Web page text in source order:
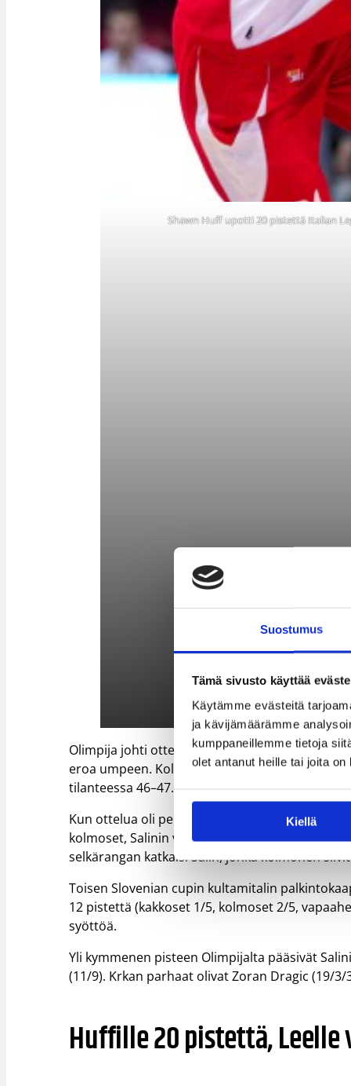
Suostumus
Tämä sivusto käyttää
Käytämme evästeitä
ja kävijämäärämme
kumppaneillemme tietoja
olet antanut heille tai joita
Kiellä
Shawn Huff upotti 20 pistettä Italian
Olimpija johti ottelua parhaimmillaan 12
eroa umpeen. Kolmannen jakson lopulla Krka
tilanteessa 46–47.
Kun ottelua oli pelaamatta neljä minuuttia,
kolmoset, Salinin vapaaheitot ja Jaka Blazicin
selkärangan katkaisi Salin, jonka kolmonen
Toisen Slovenian cupin kultamitalin
12 pistettä (kakkoset 1/5, kolmoset 2/5,
syöttöä.
Yli kymmenen pisteen Olimpijalta pääsivät
(11/9). Krkan parhaat olivat Zoran Dragic (19/
Huffille 20 pistettä,